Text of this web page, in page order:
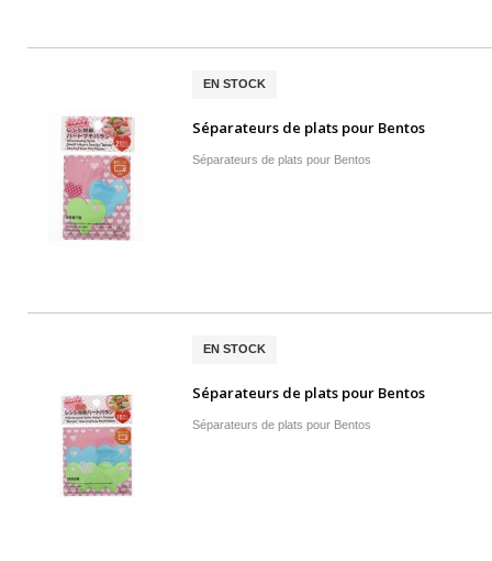
EN STOCK
Séparateurs de plats pour Bentos
Séparateurs de plats pour Bento s
EN STOCK
Séparateurs de plats pour Bentos
Séparateurs de plats pour Bento s